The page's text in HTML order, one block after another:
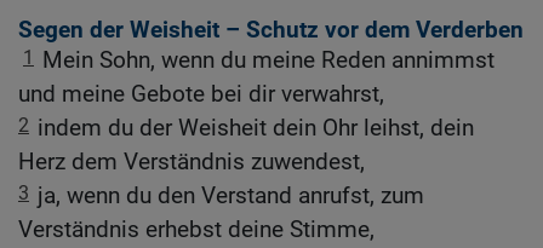
Segen der Weisheit – Schutz vor dem Verderben
1
Mein Sohn, wenn du meine Reden annimmst
und meine Gebote bei dir verwahrst,
2 indem du der Weisheit dein Ohr leihst, dein
Herz dem Verständnis zuwendest,
3 ja, wenn du den Verstand anrufst, zum
Verständnis erhebst deine Stimme,